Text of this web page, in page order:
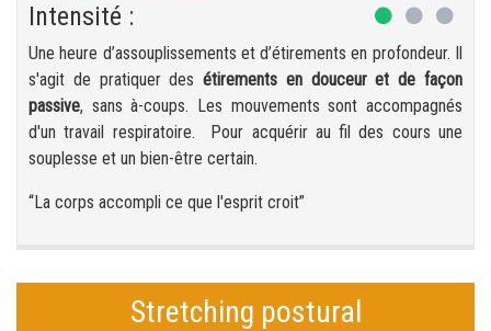
Intensité :
Une heure d’assouplissements et d’étirements en profondeur. Il
s'agit de pratiquer desétirements en douceur et de façon
passive, sans à-coups. Les mouvements sont accompagnés
d'un travail respiratoire. Pour acquérir au fil des cours une
souplesse et un bien-être certain.
“La corps accompli ce que l'esprit croit”
Stretching postural